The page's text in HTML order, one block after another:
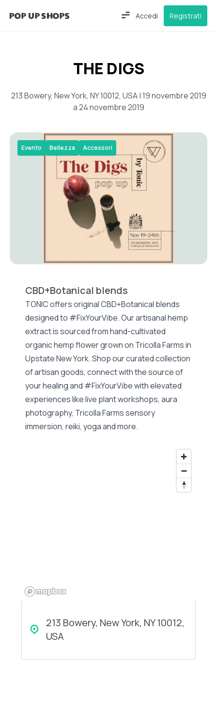
Accedi Registrati
THE DIGS
213 Bowery, New York, NY 10012, USA | 19 novembre 2019
a 24 novembre 2019
Evento Bellezza Accessori
CBD+Botanical blends
TONIC offers original CBD+Botanical blends
designed to #FixYourVibe. Our artisanal hemp
extract is sourced from hand-cultivated
organic hemp flower grown on Tricolla Farms in
Upstate New York. Shop our curated collection
of artisan goods, connect with the source of
your healing and #FixYourVibe with elevated
experiences like live plant workshops, aura
photography, Tricolla Farms sensory
immersion, reiki, yoga and more.
213 Bowery, New York, NY 10012,
USA